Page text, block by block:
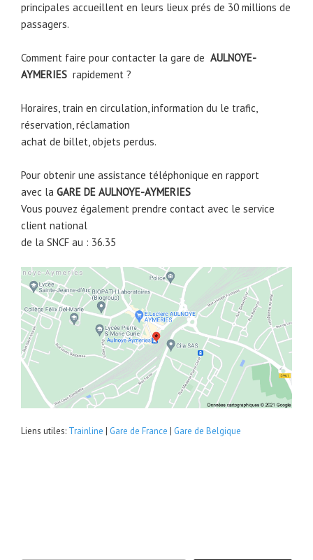
principales accueillent en leurs lieux prés de 30 millions de
passagers.
Comment faire pour contacter la gare de AULNOYE-
AYMERIES rapidement ?
Horaires, train en circulation, information du le trafic,
réservation, réclamation
achat de billet, objets perdus.
Pour obtenir une assistance téléphonique en rapport
avec la GARE DE AULNOYE-AYMERIES
Vous pouvez également prendre contact avec le service
client national
de la SNCF au : 36.35
Liens utiles: Trainline | Gare de France | Gare de Belgique